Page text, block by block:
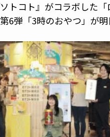
トコト』がコラボした「
6弾「3時のおやつ」が明